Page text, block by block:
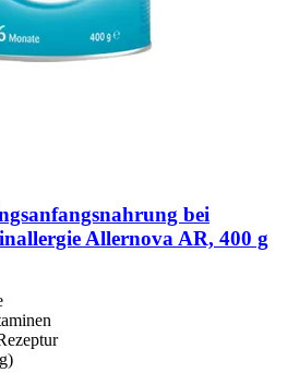
bei
Allernova AR, 400 g